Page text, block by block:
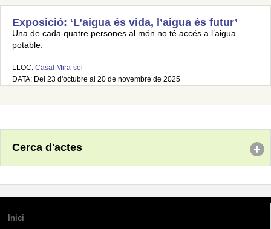
Exposició: ‘L’aigua és vida, l’aigua és futur’
Una de cada quatre persones al món no té accés a l’aigua
potable.
LLOC: Casal Mira-sol
DATA: Del 23 d'octubre al 20 de novembre de 2025
Cerca d'actes
Inici